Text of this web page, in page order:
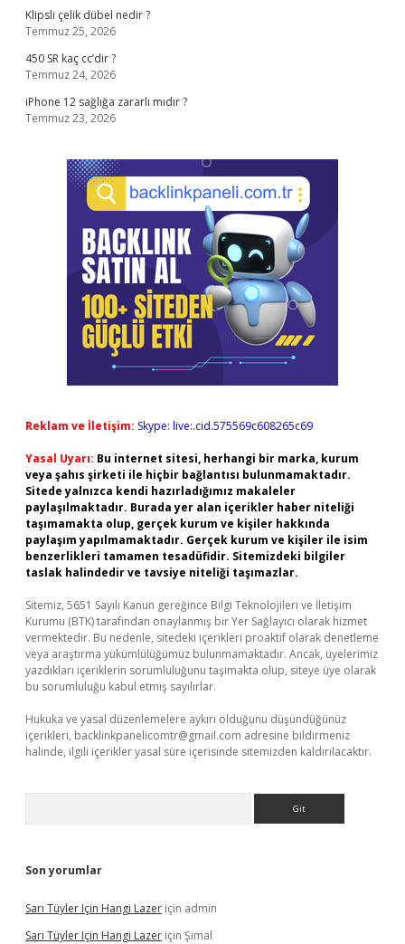
Klipsli çelik dübel nedir ?
Temmuz 25, 2026
450 SR kaç cc’dir ?
Temmuz 24, 2026
iPhone 12 sağlığa zararlı mıdır ?
Temmuz 23, 2026
Reklam ve İletişim: Skype: live:.cid.575569c608265c69
Yasal Uyarı: Bu internet sitesi, herhangi bir marka, kurum
veya şahıs şirketi ile hiçbir bağlantısı bulunmamaktadır.
Sitede yalnızca kendi hazırladığımız makaleler
paylaşılmaktadır. Burada yer alan içerikler haber niteliği
taşımamakta olup, gerçek kurum ve kişiler hakkında
paylaşım yapılmamaktadır. Gerçek kurum ve kişiler ile isim
benzerlikleri tamamen tesadüfidir. Sitemizdeki bilgiler
taslak halindedir ve tavsiye niteliği taşımazlar.
Sitemiz, 5651 Sayılı Kanun gereğince Bilgi Teknolojileri ve İletişim
Kurumu (BTK) tarafından onaylanmış bir Yer Sağlayıcı olarak hizmet
vermektedir. Bu nedenle, sitedeki içerikleri proaktif olarak denetleme
veya araştırma yükümlülüğümüz bulunmamaktadır. Ancak, üyelerimiz
yazdıkları içeriklerin sorumluluğunu taşımakta olup, siteye üye olarak
bu sorumluluğu kabul etmiş sayılırlar.
Hukuka ve yasal düzenlemelere aykırı olduğunu düşündüğünüz
içerikleri, backlinkpanelicomtr@gmail.com adresine bildirmeniz
halinde, ilgili içerikler yasal süre içerisinde sitemizden kaldırılacaktır.
Son yorumlar
Sarı Tüyler Için Hangi Lazer için admin
Sarı Tüyler Için Hangi Lazer için Şimal